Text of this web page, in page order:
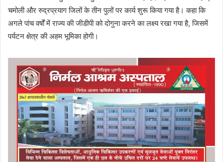
चमोली और रुद्रप्रयाग जिलों के तीन पुलों पर कार्य शुरू किया गया है। कहा कि
अगले पांच वर्षों में राज्य की जीडीपी को दोगुना करने का लक्ष्य रखा गया है, जिसमें
पर्यटन क्षेत्र की अहम भूमिका होगी।